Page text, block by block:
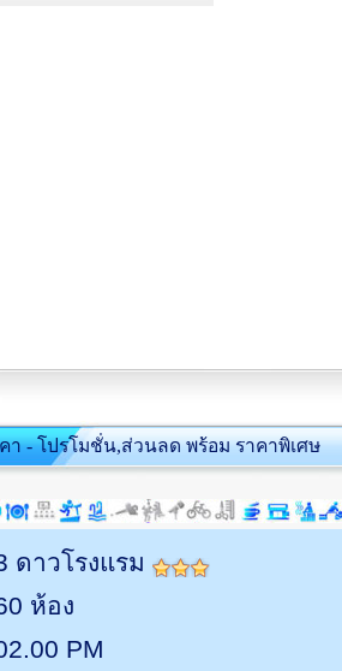
า - โปรโมชั่น,ส่วนลด พร้อม ราคาพิเศษ
ดาวโรงแรม
ห้อง
PM